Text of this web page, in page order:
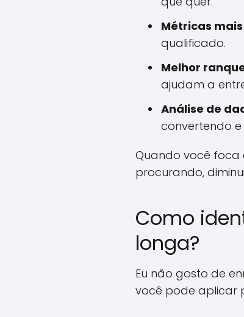
Métricas
qualificado.
Melhor
ajudam a
Análise de
convertendo
Quando você foca
procurando,
Como
longa?
Eu não gosto de
você pode aplicar